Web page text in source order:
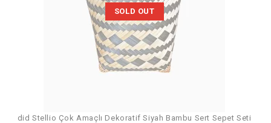
SOLD OUT
did Stellio Çok Amaçlı Dekoratif Siyah Bambu Sert Sepet Seti